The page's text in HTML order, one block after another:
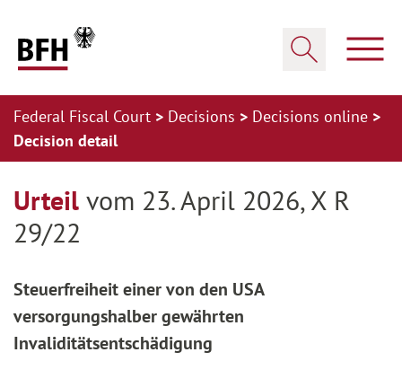
Federal Fiscal Court Decisions
Decisions online
Decision detail
Urteil vom 23. April 2026, X R
29/22
Steuerfreiheit einer von den USA
versorgungshalber gewährten
Invaliditätsentschädigung